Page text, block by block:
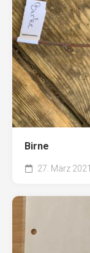
Birne
27. März 2021